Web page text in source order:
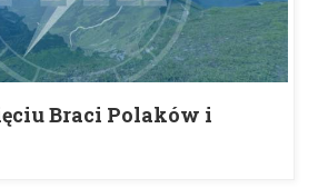
Braci Polaków i
Magdaleny